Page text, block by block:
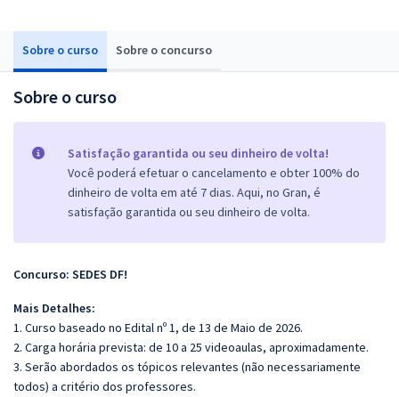
Sobre o curso Sobre o concurso
Sobre o curso
Satisfação garantida ou seu dinheiro de volta!
Você poderá efetuar o cancelamento e obter 100% do
dinheiro de volta em até 7 dias. Aqui, no Gran, é
satisfação garantida ou seu dinheiro de volta.
Concurso: SEDES DF!
Mais Detalhes:
1. Curso baseado no Edital nº 1, de 13 de Maio de 2026.
2. Carga horária prevista: de 10 a 25 videoaulas, aproximadamente.
3. Serão abordados os tópicos relevantes (não necessariamente
todos) a critério dos professores.